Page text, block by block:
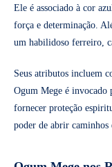
Ele é associado à cor
força e determinação.
um habilidoso ferreiro,
Seus atributos incluem
Ogum Mege é invocado
fornecer proteção
poder de abrir caminhos